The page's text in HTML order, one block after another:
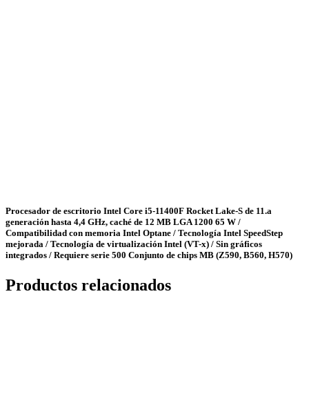
Procesador de escritorio Intel Core i5-11400F Rocket Lake-S de 11.a
generación hasta 4,4 GHz, caché de 12 MB LGA 1200 65 W /
Compatibilidad con memoria Intel Optane / Tecnología Intel SpeedStep
mejorada / Tecnología de virtualización Intel (VT-x) / Sin gráficos
integrados / Requiere serie 500 Conjunto de chips MB (Z590, B560, H570)
Productos relacionados